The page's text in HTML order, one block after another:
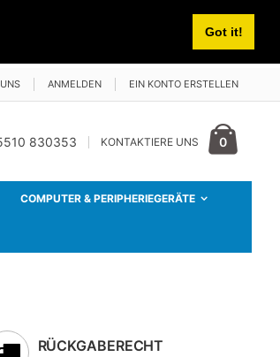
Got it!
ANMELDEN EIN KONTO ERSTELLEN
0Artikel
830353 KONTAKTIERE UNS
COMPUTER & PERIPHERIEGERÄTE
RÜCKGABERECHT